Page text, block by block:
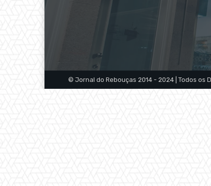
© Jornal do Rebouças 2014 - 2024 | Todos os